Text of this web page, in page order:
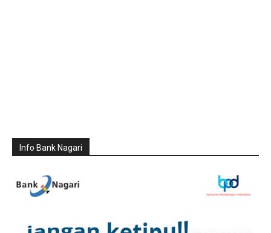
Info Bank Nagari